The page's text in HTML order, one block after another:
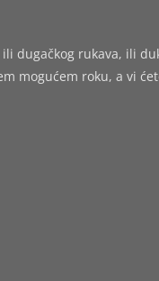
dugačkog rukava, ili
mogućem roku, a vi